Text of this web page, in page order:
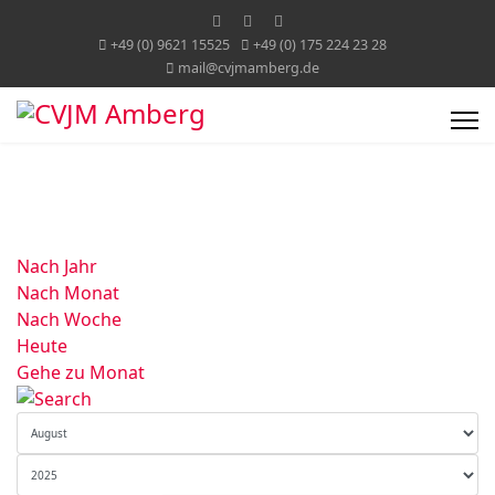
+49 (0) 9621 15525
+49 (0) 175 224 23 28
mail@cvjmamberg.de
Nach Jahr
Nach Monat
Nach Woche
Heute
Gehe zu Monat